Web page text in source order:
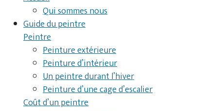
Qui sommes nous
Guide du peintre
Peintre
Peinture extérieure
Peinture d’intérieur
Un peintre durant l’hiver
Peinture d’une cage d’escalier
Coût d’un peintre